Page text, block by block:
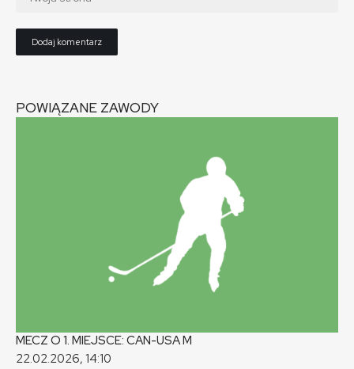
POWIĄZANE ZAWODY
MECZ O 1. MIEJSCE: CAN-USAM
22.02.2026, 14:10